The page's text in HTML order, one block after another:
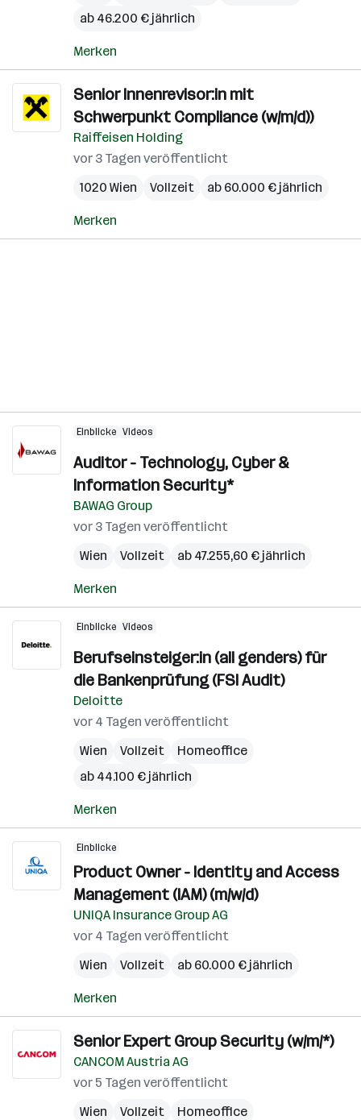
ab 46.200 € jährlich
Merken
Senior Innenrevisor:in mit
Schwerpunkt Compliance (w/m/d))
Raiffeisen Holding
vor 3 Tagen veröffentlicht
1020 Wien
Vollzeit ab 60.000 € jährlich
Merken
Einblicke Videos
Auditor - Technology, Cyber &
Information Security*
BAWAG Group
vor 3 Tagen veröffentlicht
Wien
Vollzeit ab 47.255,60 € jährlich
Merken
Einblicke Videos
Berufseinsteiger:in (all genders) für
die Bankenprüfung (FSI Audit)
Deloitte
vor 4 Tagen veröffentlicht
Wien
Vollzeit
Homeoffice
ab 44.100 € jährlich
Merken
Einblicke
Product Owner - Identity and Access
Management (IAM) (m/w/d)
UNIQA Insurance Group AG
vor 4 Tagen veröffentlicht
Wien
Vollzeit ab 60.000 € jährlich
Merken
Senior Expert Group Security (w/m/*)
CANCOM Austria AG
vor 5 Tagen veröffentlicht
Wien
Vollzeit
Homeoffice